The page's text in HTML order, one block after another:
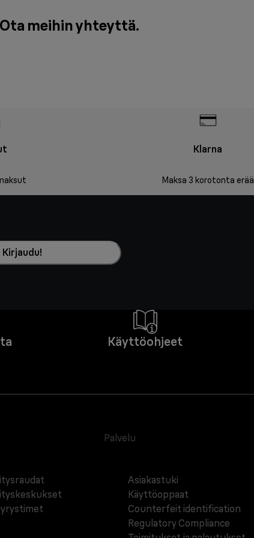
Ota meihin yhteyttä.
Klarna
Maksa 3 korotonta erää
Kirjaudu!
Käyttöohjeet
Palvelu
Asiakastuki
Käyttöoppaat
Counterfeit identification
Regulatory Compliance